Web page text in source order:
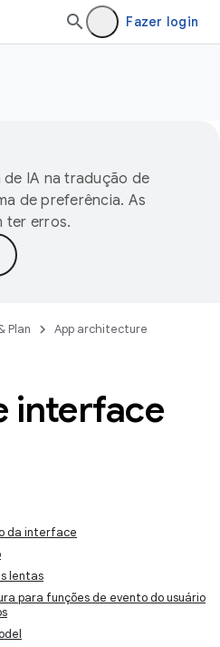
Fazer login
IA na tradução de
de preferência. As
ter erros.
Plan App architecture
interface
da interface
lentas
para funções de evento do usuário